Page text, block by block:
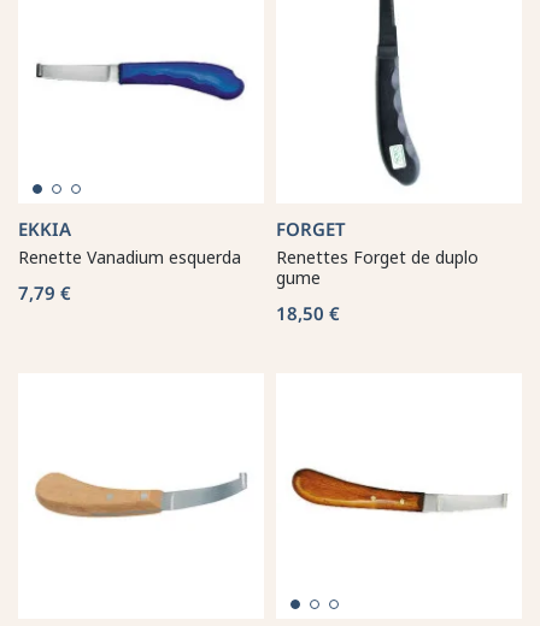
EKKIA
Renette Vanadium esquerda
7,79 €
FORGET
Renettes Forget de duplo
gume
18,50 €